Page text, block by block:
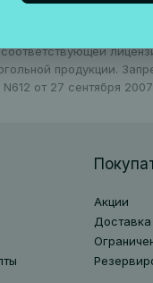
может быть
соответствующей
продукции.
от 27 сентября
Акции
Доставка